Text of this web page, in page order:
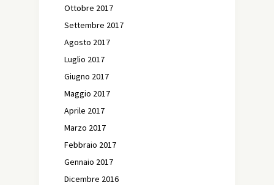
Ottobre 2017
Settembre 2017
Agosto 2017
Luglio 2017
Giugno 2017
Maggio 2017
Aprile 2017
Marzo 2017
Febbraio 2017
Gennaio 2017
Dicembre 2016